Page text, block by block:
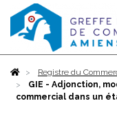
AccueilRegistre du
GIE - Adjonction,
commercial dans un